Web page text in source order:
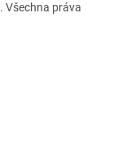
. Všechna práva